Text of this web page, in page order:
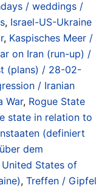
/ weddings /
, Israel-US-Ukraine
, Kaspisches Meer /
on Iran (run-up) /
(plans) / 28-02-
/ Iranian
War, Rogue State
state in relation to
(definiert
dem
States of
, Treffen / Gipfel